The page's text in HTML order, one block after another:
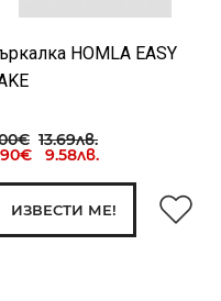
HOMLA EASY
13.69лв.
9.58лв.
ИЗВЕСТИ МЕ!